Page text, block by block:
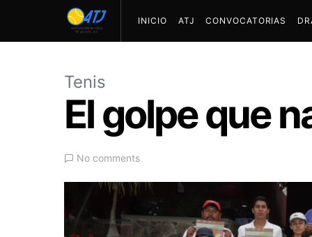
INICIO ATJ CONVOCATORIAS
Tenis
El golpe que
No comments